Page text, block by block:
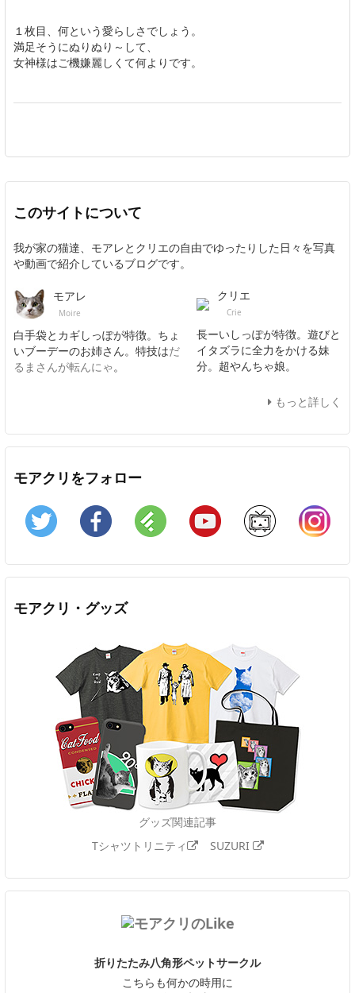
１枚目、何という愛らしさでしょう。
満足そうにぬりぬり～して、
女神様はご機嫌麗しくて何よりです。
このサイトについて
我が家の猫達、モアレとクリエの自由でゆったりした日々を写真
や動画で紹介しているブログです。
モアレ
Moire
白手袋とカギしっぽが特徴。ちょ
いブーデーのお姉さん。特技はだ
るまさんが転んにゃ。
クリエ
Crie
長ーいしっぽが特徴。遊びと
イタズラに全力をかける妹
分。超やんちゃ娘。
もっと詳しく
モアクリをフォロー
Twitter Facebook Feedly YouTube ニコニコ動画
モアクリ・グッズ
グッズ関連記事
Tシャツトリニティ
SUZURI
折りたたみ八角形ペットサークル
こちらも何かの時用に